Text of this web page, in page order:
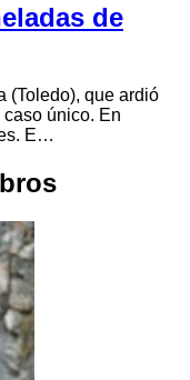
de
(Toledo), que ardió
único. En
E…